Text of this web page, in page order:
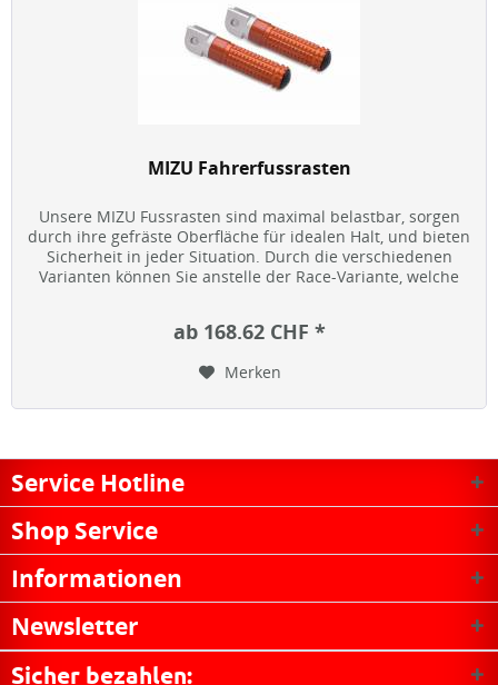
MIZU Fahrerfussrasten
Unsere MIZU Fussrasten sind maximal belastbar, sorgen
durch ihre gefräste Oberfläche für idealen Halt, und bieten
Sicherheit in jeder Situation. Durch die verschiedenen
Varianten können Sie anstelle der Race-Variante, welche
ab 168.62 CHF *
Merken
Service Hotline
Shop Service
Informationen
Newsletter
Sicher bezahlen: